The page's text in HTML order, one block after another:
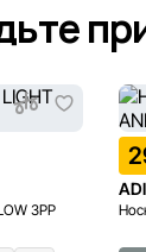
3PP